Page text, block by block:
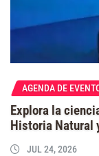
AGENDA DE
Explora la
Historia Natural
JUL 24, 2026